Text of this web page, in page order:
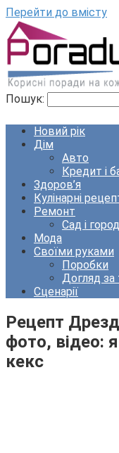
Перейти до вмісту
Пошук:
Новий рік
Дім
Авто
Кредит і
Здоров’я
Кулінарні
Ремонт
Сад і город
Мода
Своїми руками
Поробки
Догляд за
Сценарії
Рецепт
фото, відео:
кекс